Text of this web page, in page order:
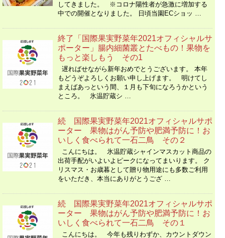
してきました。 ※コロナ陽性者が急激に増加する
中での開催となりました。 日頃当園ECショッ …
終了「国際果実野菜年2021オフィシャルサ
ポーター」腸内細菌叢とたべもの！果物を
もっと楽しもう その1
遅ればせながら新年おめでとうございます。 本年
もどうぞよろしくお願い申し上げます。 明けてし
まえばあっという間、１月も下旬になろうかという
ところ。 氷温貯蔵シ …
続 国際果実野菜年2021オフィシャルサポ
ーター 果物はがん予防や肥満予防に！お
いしく食べられて一石二鳥 その２
こんにちは。 氷温貯蔵シャインマスカット商品の
出荷手配がいよいよピークになってまいります。 ク
リスマス・お歳暮として贈り物用途にも多数ご利用
をいただき、本当にありがとうござ …
続 国際果実野菜年2021オフィシャルサポ
ーター 果物はがん予防や肥満予防に！お
いしく食べられて一石二鳥 その１
こんにちは。 今年も残りわずか、カウントダウン